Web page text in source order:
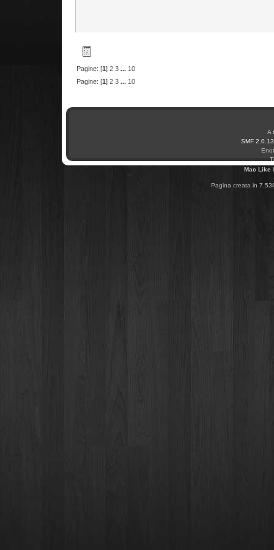
Pagine: [1] 2 3 ... 10
Pagine: [1] 2 3 ... 10
A
SMF 2.0.13
Mac Like
Pagina creata in